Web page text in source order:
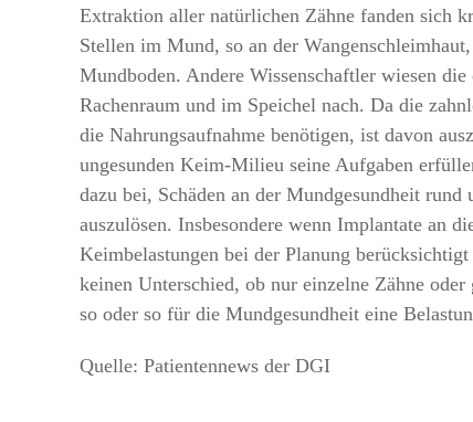
Extraktion aller natürlichen Zähne fanden sich
Stellen im Mund, so an der
Mundboden. Andere Wissenschaftler wiesen
Rachenraum und im Speichel nach. Da die
die Nahrungsaufnahme benötigen, ist davon
ungesunden Keim-Milieu seine Aufgaben
dazu bei, Schäden an der Mundgesundheit
auszulösen. Insbesondere wenn Implantate an
Keimbelastungen bei der Planung
keinen Unterschied, ob nur einzelne Zähne
so oder so für die Mundgesundheit eine
Quelle: Patientennews der DGI